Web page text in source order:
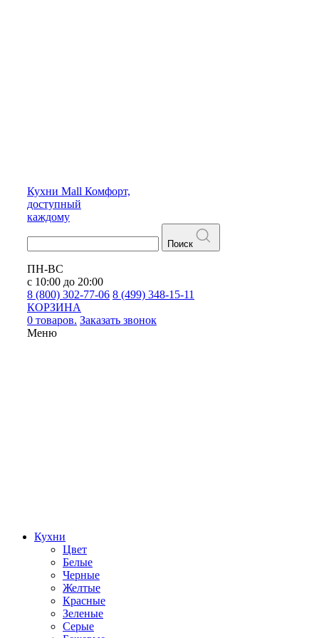
Кухни Mall Комфорт,
доступный
каждому
Поиск
ПН-ВС
с 10:00 до 20:00
8 (800) 302-77-06 8 (499) 348-15-11
КОРЗИНА
0 товаров. Заказать звонок
Меню
Кухни
Цвет
Белые
Черные
Желтые
Красные
Зеленые
Серые